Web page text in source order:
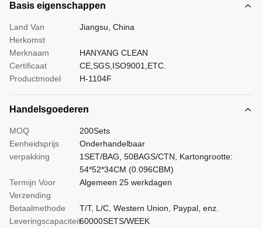
Basis eigenschappen
Land Van
Herkomst
Jiangsu, China
Merknaam
HANYANG CLEAN
Certificaat
CE,SGS,ISO9001,ETC.
Productmodel
H-1104F
Handelsgoederen
MOQ
200Sets
Eenheidsprijs
Onderhandelbaar
verpakking
1SET/BAG, 50BAGS/CTN, Kartongrootte:
54*52*34CM (0.096CBM)
Termijn Voor
Verzending
Algemeen 25 werkdagen
Betaalmethode
T/T, L/C, Western Union, Paypal, enz.
Leveringscapaciteit60000SETS/WEEK